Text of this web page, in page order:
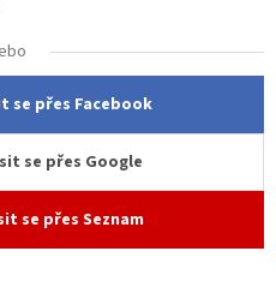
se přes Facebook
se přes Google
se přes Seznam